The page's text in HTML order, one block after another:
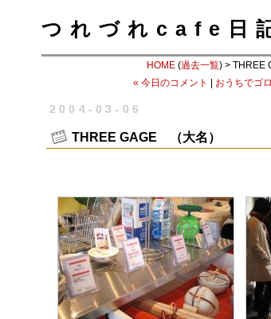
つれづれcafe日
HOME (過去一覧) > THREE
« 今日のコメント
おうちでゴ
2004-03-06
THREE GAGE （大名）